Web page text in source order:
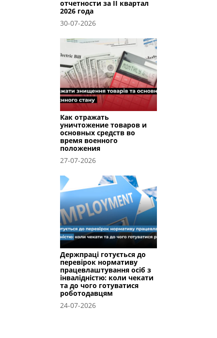
отчетности за II квартал
2026 года
30-07-2026
Как отражать
уничтожение товаров и
основных средств во
время военного
положения
27-07-2026
Держпраці готується до
перевірок нормативу
працевлаштування осіб з
інвалідністю: коли чекати
та до чого готуватися
роботодавцям
24-07-2026